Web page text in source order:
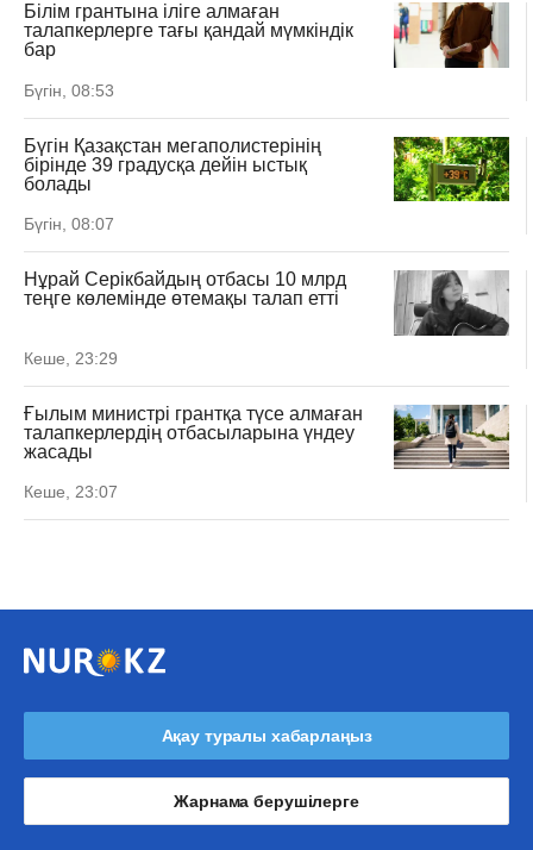
Білім грантына іліге алмаған
талапкерлерге тағы қандай мүмкіндік
бар
Бүгін, 08:53
Бүгін Қазақстан мегаполистерінің
бірінде 39 градусқа дейін ыстық
болады
Бүгін, 08:07
Нұрай Серікбайдың отбасы 10 млрд
теңге көлемінде өтемақы талап етті
Кеше, 23:29
Ғылым министрі грантқа түсе алмаған
талапкерлердің отбасыларына үндеу
жасады
Кеше, 23:07
Ақау туралы хабарлаңыз
Жарнама берушілерге